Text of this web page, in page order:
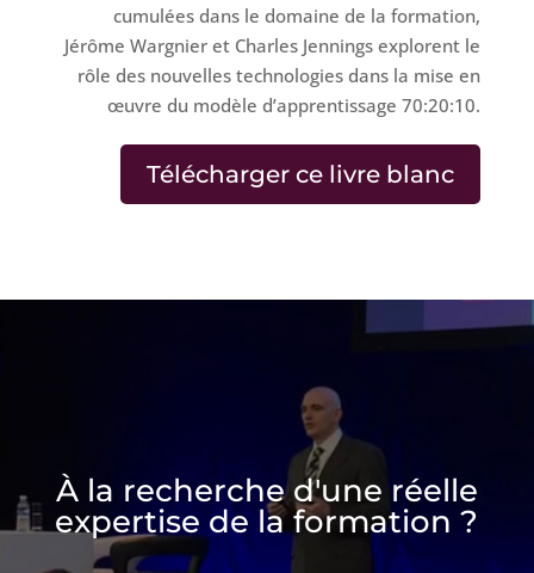
cumulées dans le domaine de la formation,
Jérôme Wargnier et Charles Jennings explorent le
rôle des nouvelles technologies dans la mise en
œuvre du modèle d’apprentissage 70:20:10.
Télécharger ce livre blanc
À la recherche d'une réelle
expertise de la formation ?